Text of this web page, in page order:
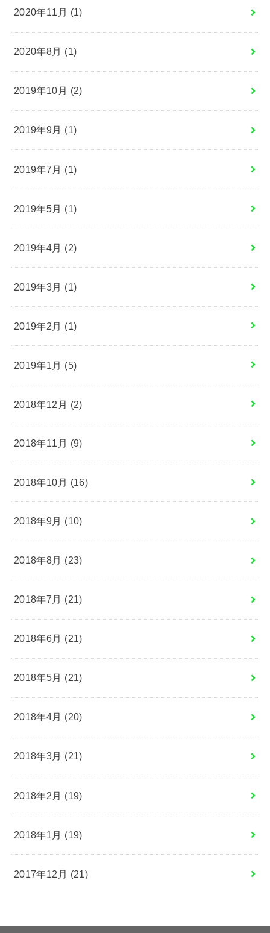
2020年11月 (1)
2020年8月 (1)
2019年10月 (2)
2019年9月 (1)
2019年7月 (1)
2019年5月 (1)
2019年4月 (2)
2019年3月 (1)
2019年2月 (1)
2019年1月 (5)
2018年12月 (2)
2018年11月 (9)
2018年10月 (16)
2018年9月 (10)
2018年8月 (23)
2018年7月 (21)
2018年6月 (21)
2018年5月 (21)
2018年4月 (20)
2018年3月 (21)
2018年2月 (19)
2018年1月 (19)
2017年12月 (21)